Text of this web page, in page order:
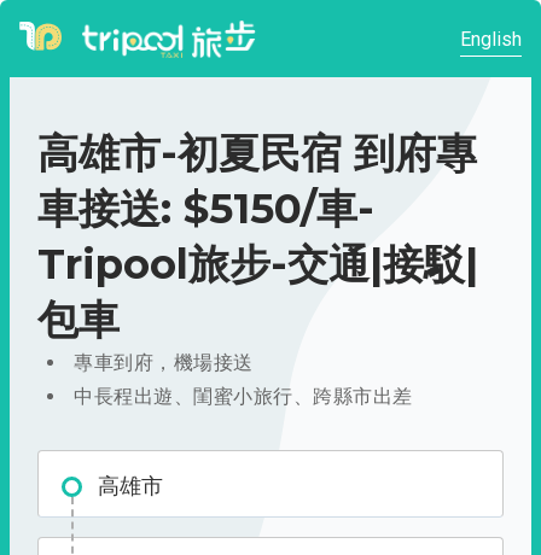
English
高雄市-初夏民宿 到府專
車接送: $5150/車-
Tripool旅步-交通|接駁|
包車
專車到府，機場接送
中長程出遊、閨蜜小旅行、跨縣市出差
高雄市